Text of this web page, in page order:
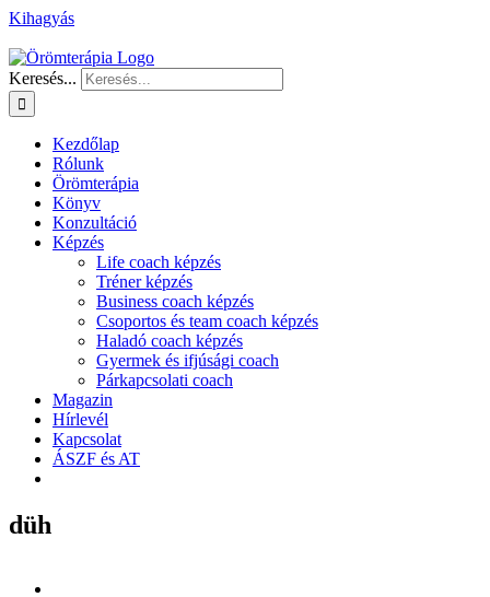
Kihagyás
Keresés...
Kezdőlap
Rólunk
Örömterápia
Könyv
Konzultáció
Képzés
Life coach képzés
Tréner képzés
Business coach képzés
Csoportos és team coach képzés
Haladó coach képzés
Gyermek és ifjúsági coach
Párkapcsolati coach
Magazin
Hírlevél
Kapcsolat
ÁSZF és AT
düh